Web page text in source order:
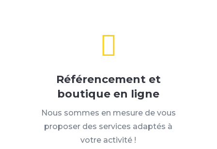

Référencement et
boutique en ligne
Nous sommes en mesure de vous
proposer des services adaptés à
votre activité !